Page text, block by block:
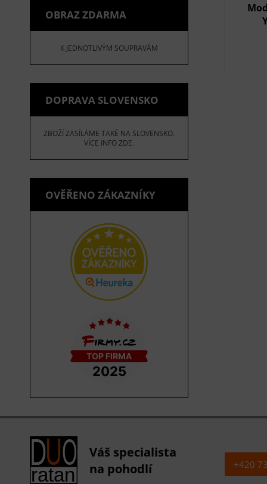
OBRAZ ZDARMA
K JEDNOTLIVÝM SOUPRAVÁM
DOPRAVA SLOVENSKO
ZBOŽÍ ZASÍLÁME TAKÉ NA SLOVENSKO.
VÍCE INFO ZDE.
OVĚŘENO ZÁKAZNÍKY
Váš specialista
na pohodlí
+420